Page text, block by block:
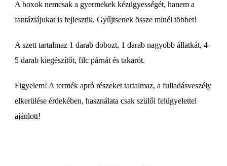
A boxok nemcsak a gyermekek kézügyességét, hanem a
fantáziájukat is fejlesztik. Gyűjtsenek össze minél többet!
A szett tartalmaz 1 darab dobozt, 1 darab nagyobb állatkát, 4-
5 darab kiegészítőt, filc párnát és takarót.
Figyelem! A termék apró részeket tartalmaz, a fulladásveszély
elkerülése érdekében, használata csak szülői felügyelettel
ajánlott!